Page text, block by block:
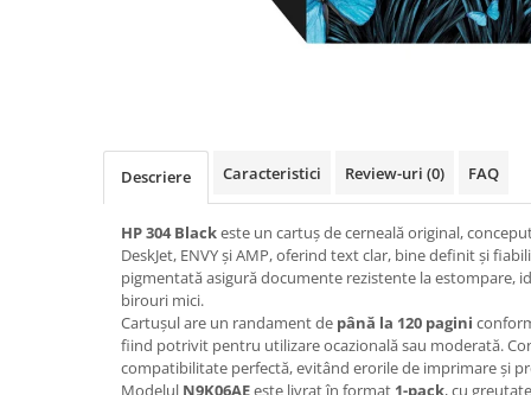
Cerneală & Cap de Printare
Consumabile - toner
Imprimante Large Format Printer
Accesorii Large Format
Plottere & Scannere
Descriere Caracteristici Review-uri (0) FAQ
HP 304 Blackeste un cartuș de cerneală original,
DeskJet, ENVY și AMP, oferind text clar, bine definit și
pigmentată asigură documente rezistente la estompare,
birouri mici.
Cartușul are un randament de până la 120 pagini
fiind potrivit pentru utilizare ocazională sau moderată.
compatibilitate perfectă, evitând erorile de imprimare și
Modelul N9K06AEeste livrat în format 1-pack, cu